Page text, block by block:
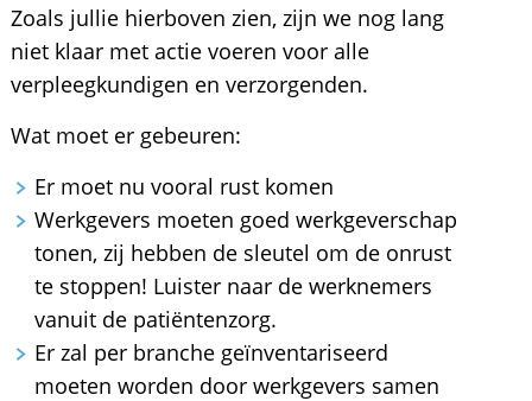
Zoals jullie hierboven zien, zijn we nog lang
niet klaar met actie voeren voor alle
verpleegkundigen en verzorgenden.
Wat moet er gebeuren:
Er moet nu vooral rust komen
Werkgevers moeten goed werkgeverschap
tonen, zij hebben de sleutel om de onrust
te stoppen! Luister naar de werknemers
vanuit de patiëntenzorg.
Er zal per branche geïnventariseerd
moeten worden door werkgevers samen